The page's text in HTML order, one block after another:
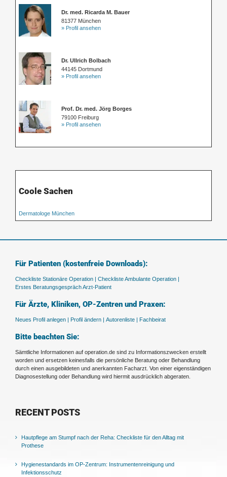
Dr. med. Ricarda M. Bauer
81377 München
» Profil ansehen
Dr. Ullrich Bolbach
44145 Dortmund
» Profil ansehen
Prof. Dr. med. Jörg Borges
79100 Freiburg
» Profil ansehen
Coole Sachen
Dermatologe München
Für Patienten (kostenfreie Downloads):
Checkliste Stationäre Operation |
Checkliste Ambulante Operation |
Erstes Beratungsgespräch Arzt-Patient
Für Ärzte, Kliniken, OP-Zentren und Praxen:
Neues Profil anlegen | Profil ändern | Autorenliste | Fachbeirat
Bitte beachten Sie:
Sämtliche Informationen auf operation.de sind zu Informationszwecken erstellt
worden und ersetzen keinesfalls die persönliche Beratung oder Behandlung
durch einen ausgebildeten und anerkannten Facharzt. Von einer eigenständigen
Diagnosestellung oder Behandlung wird hiermit ausdrücklich abgeraten.
RECENT POSTS
Hautpflege am Stumpf nach der Reha: Checkliste für den Alltag mit
Prothese
Hygienestandards im OP-Zentrum: Instrumentenreinigung und
Infektionsschutz